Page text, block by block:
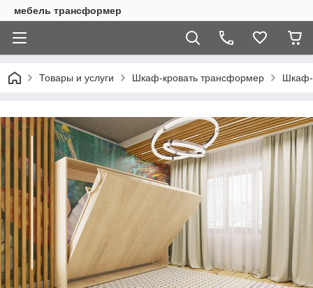
мебель трансформер
Товары и услуги Шкаф-кровать трансформер Шкаф-